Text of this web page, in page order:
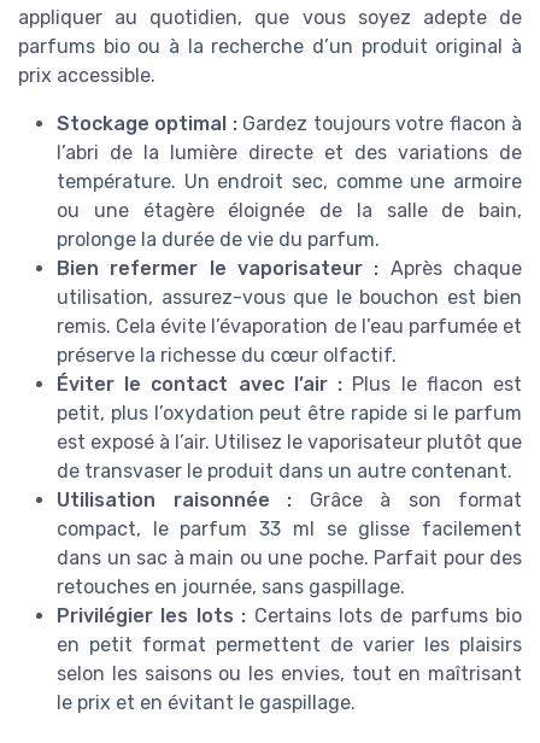
appliquer au quotidien, que vous soyez adepte de
parfums bio ou à la recherche d’un produit original à
prix accessible.
Stockage optimal :Gardez toujours votre flacon à
l’abri de la lumière directe et des variations de
température. Un endroit sec, comme une armoire
ou une étagère éloignée de la salle de bain,
prolonge la durée de vie du parfum.
Bien refermer le vaporisateur : Après chaque
utilisation, assurez-vous que le bouchon est bien
remis. Cela évite l’évaporation de l’eau parfumée et
préserve la richesse du cœur olfactif.
Éviter le contact avec l’air : Plus le flacon est
petit, plus l’oxydation peut être rapide si le parfum
est exposé à l’air. Utilisez le vaporisateur plutôt que
de transvaser le produit dans un autre contenant.
Utilisation raisonnée : Grâce à son format
compact, le parfum 33 ml se glisse facilement
dans un sac à main ou une poche. Parfait pour des
retouches en journée, sans gaspillage.
Privilégier les lots : Certains lots de parfums bio
en petit format permettent de varier les plaisirs
selon les saisons ou les envies, tout en maîtrisant
le prix et en évitant le gaspillage.